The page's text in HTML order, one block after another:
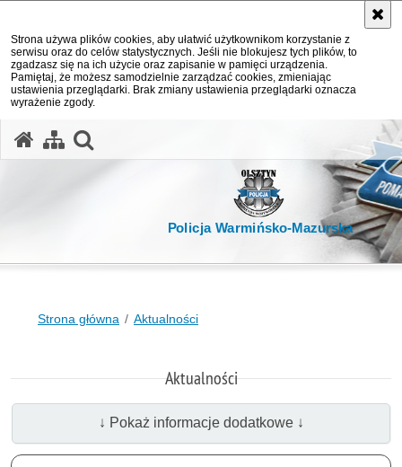
Strona używa plików cookies, aby ułatwić użytkownikom korzystanie z
serwisu oraz do celów statystycznych. Jeśli nie blokujesz tych plików, to
zgadzasz się na ich użycie oraz zapisanie w pamięci urządzenia.
Pamiętaj, że możesz samodzielnie zarządzać cookies, zmieniając
ustawienia przeglądarki. Brak zmiany ustawienia przeglądarki oznacza
wyrażenie zgody.
Policja Warmińsko-Mazurska
Strona główna Aktualności
Aktualności
↓ Pokaż informacje dodatkowe ↓